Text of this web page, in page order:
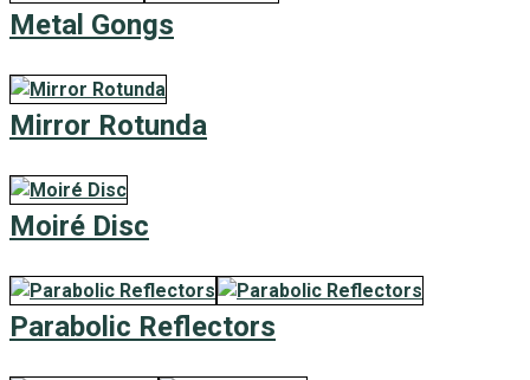
Metal Gongs
Mirror Rotunda
Moiré Disc
Parabolic Reflectors